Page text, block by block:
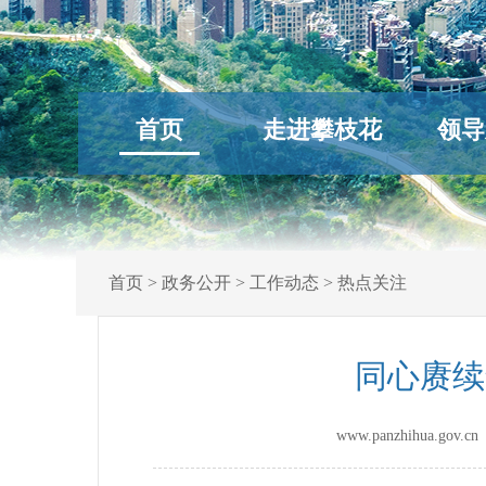
首页 走进攀枝花 领
首页> 政务公开> 工作动态 > 热点关注
同心赓